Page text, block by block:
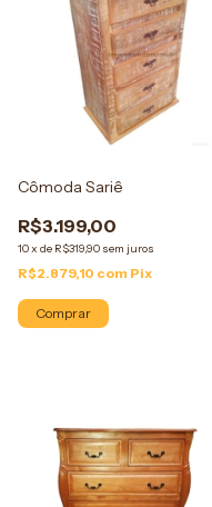
Cômoda Sariê
R$3.199,00
10x de R$319,90 sem juros
R$2.879,10 com Pix
Comprar